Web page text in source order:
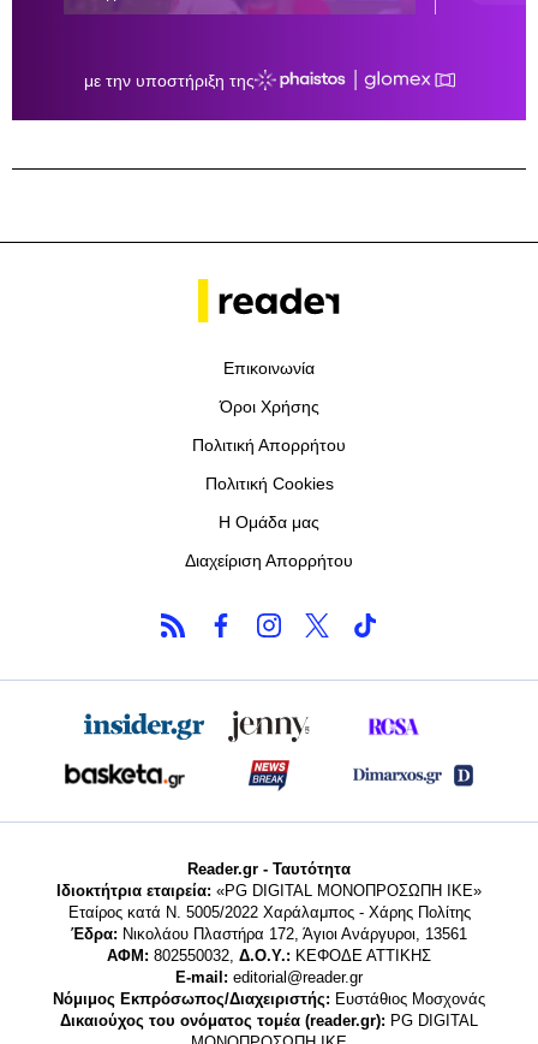
Επικοινωνία
Όροι Χρήσης
Πολιτική Απορρήτου
Πολιτική Cookies
Η Ομάδα μας
Διαχείριση Απορρήτου
Reader.gr - Ταυτότητα
Ιδιοκτήτρια εταιρεία: «PG DIGITAL MONΟΠΡΟΣΩΠΗ ΙΚΕ»
Εταίρος κατά Ν. 5005/2022 Χαράλαμπος - Χάρης Πολίτης
Έδρα: Νικολάου Πλαστήρα 172, Άγιοι Ανάργυροι, 13561
ΑΦΜ: 802550032, Δ.Ο.Υ.: ΚΕΦΟΔΕ ΑΤΤΙΚΗΣ
E-mail: editorial@reader.gr
Νόμιμος Εκπρόσωπος/Διαχειριστής: Ευστάθιος Μοσχονάς
Δικαιούχος του ονόματος τομέα (reader.gr): PG DIGITAL